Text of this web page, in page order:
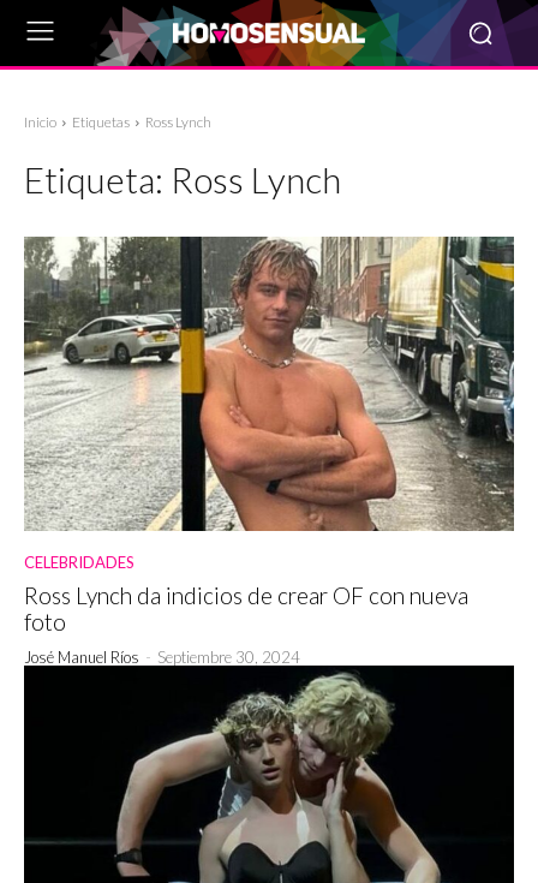
Inicio Etiquetas Ross Lynch
Etiqueta: Ross Lynch
CELEBRIDADES
Ross Lynch da indicios de crear OF con nueva
foto
José Manuel Ríos - Septiembre 30, 2024